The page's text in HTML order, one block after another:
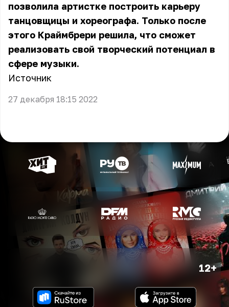
позволила артистке построить карьеру
танцовщицы и хореографа. Только после
этого Краймбрери решила, что сможет
реализовать свой творческий потенциал в
сфере музыки.
Источник
27 декабря 18:15 2022
12+